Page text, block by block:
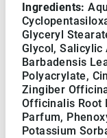
Ingredients:
Glyceryl
Glycol, Salicylic
Barbadensis
Polyacrylate,
Zingiber
Officinalis Root
Parfum,
Potassium